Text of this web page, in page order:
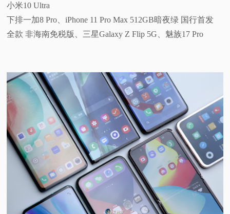
小米10 Ultra
下排一加8 Pro、iPhone 11 Pro Max 512GB暗夜绿 国行首发
全款 非海南免税版、三星Galaxy Z Flip 5G、魅族17 Pro